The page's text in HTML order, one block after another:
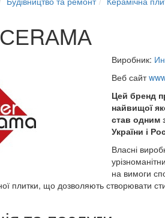
Виробник:
Веб сайт
Цей бренд
найвищої
став одним
України і
Власні
на вимоги
плитки, що дозволяють створювати